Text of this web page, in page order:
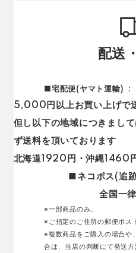
配送
■宅配便(ヤマト運輸)
5,000円以上お買い上げで
但し以下の地域につきまし
ず送料を頂いております
北海道1920円・沖縄1460
■ネコポス(追
全国一
※一部商品のみ。
※ご指定のご住所の郵便ポス
※複数商品をご購入の場合や
合は、当店の判断にて発送